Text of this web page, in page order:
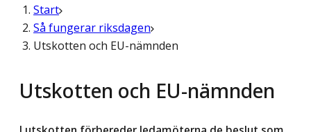
Start
Så fungerar riksdagen
Utskotten och EU-nämnden
Utskotten och EU-nämnden